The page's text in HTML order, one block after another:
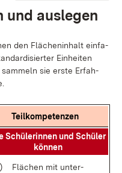
und aus­le­gen
den Flä­chen­in­halt ein­fa­
Ein­hei­ten
sie ers­te Er­fah­
Teil­kom­pe­ten­zen
Schü­le­rin­nen und Schü­ler
kön­nen
Flä­chen mit un­ter­